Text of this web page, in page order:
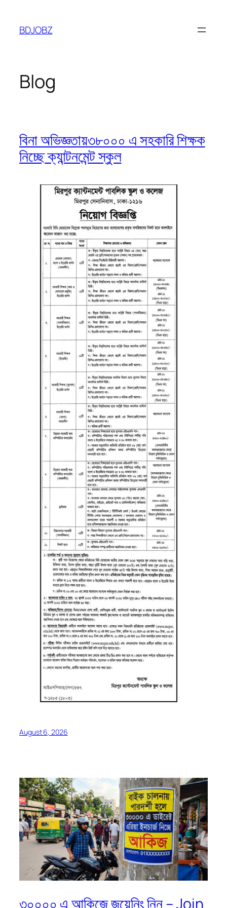
content
BDJOBZ
Blog
বিনা অভিজ্ঞতায়৩৮০০০ এ সহকারি শিক্ষক
নিচ্ছে ক্যান্টনমেন্ট স্কুল
August 6, 2026
৩০০০০ এ আকিজে জয়েনিং নিন – Join